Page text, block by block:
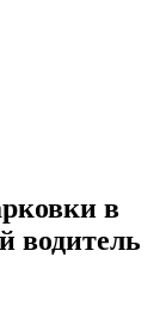
в
водитель